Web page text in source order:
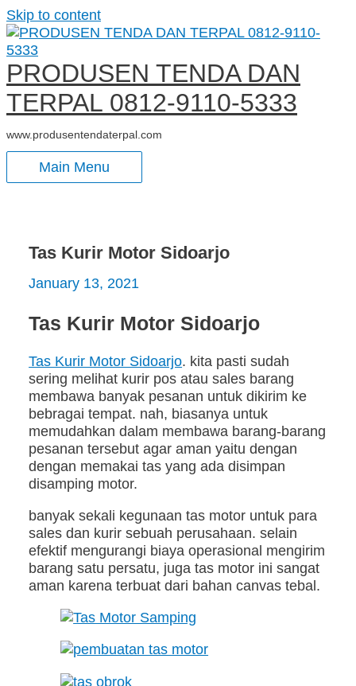
Skip to content
PRODUSEN TENDA DAN
TERPAL 0812-9110-5333
www.produsentendaterpal.com
Main Menu
Tas Kurir Motor Sidoarjo
January 13, 2021
Tas Kurir Motor Sidoarjo
Tas Kurir Motor Sidoarjo. kita pasti sudah
sering melihat kurir pos atau sales barang
membawa banyak pesanan untuk dikirim ke
bebragai tempat. nah, biasanya untuk
memudahkan dalam membawa barang-barang
pesanan tersebut agar aman yaitu dengan
dengan memakai tas yang ada disimpan
disamping motor.
banyak sekali kegunaan tas motor untuk para
sales dan kurir sebuah perusahaan. selain
efektif mengurangi biaya operasional mengirim
barang satu persatu, juga tas motor ini sangat
aman karena terbuat dari bahan canvas tebal.